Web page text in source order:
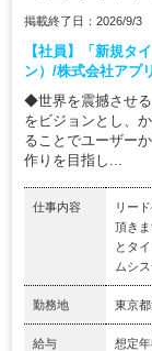
掲載終了日：2026/9/3
【社員】「新規タ
ン）/株式会社アプ
◆世界を震撼させる
をビジョンとし、
ることでユーザー
作りを目指し...
仕事内容
リー
頂き
とタ
ムシ
勤務地 東京
給与
想定